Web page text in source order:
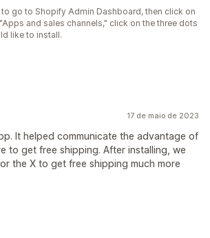
go to Shopify Admin Dashboard, then click on
and sales channels," click on the three dots
like to install.
17 de maio de 2023
It helped communicate the advantage of
to get free shipping. After installing, we
the X to get free shipping much more